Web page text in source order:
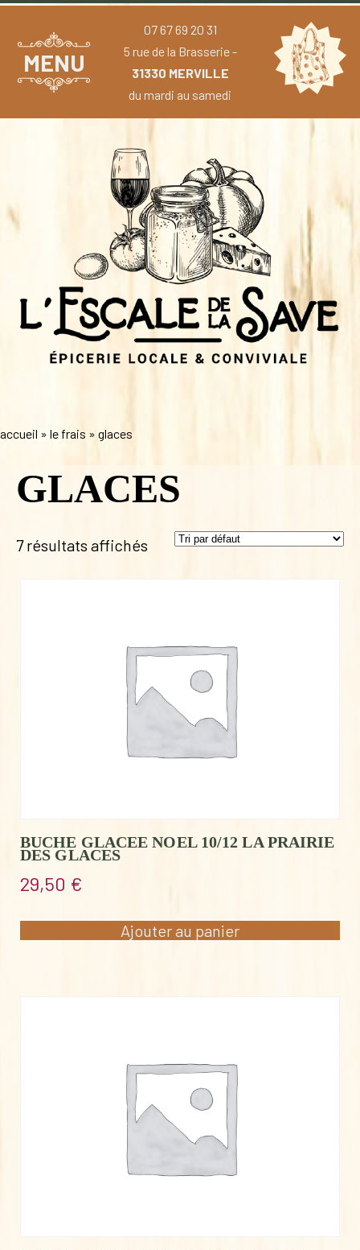
MENU
07 67 69 20 31
5 rue de la Brasserie -
31330 MERVILLE
du mardi au samedi
accueil » le frais » glaces
GLACES
7 résultats affichés
BUCHE GLACEE NOEL 10/12 LA PRAIRIE
DES GLACES
29,50 €
Ajouter au panier